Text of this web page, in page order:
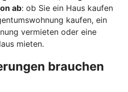
ab: ob Sie ein Haus kaufen
kaufen, ein
vermieten oder eine
mieten.
brauchen